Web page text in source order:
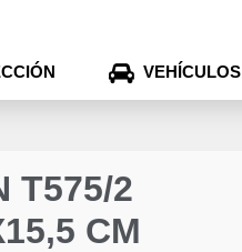
VEHÍCULOS
T575/2
CM